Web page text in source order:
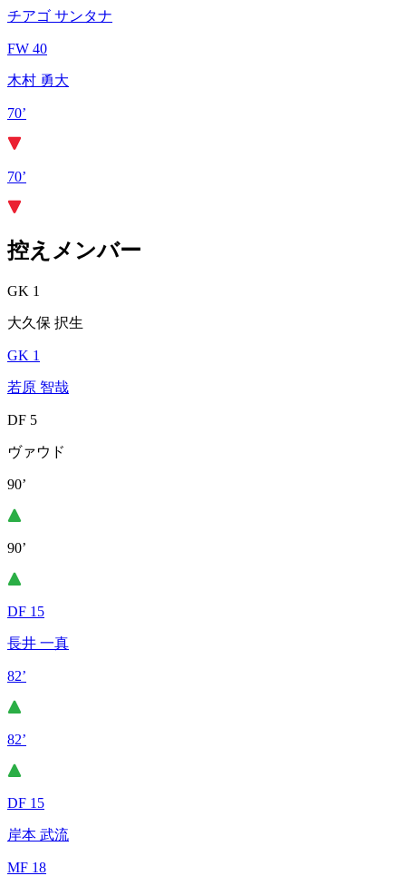
チアゴ サンタナ
FW 40
木村 勇大
70’
70’
控えメンバー
GK 1
大久保 択生
GK 1
若原 智哉
DF 5
ヴァウド
90’
90’
DF 15
長井 一真
82’
82’
DF 15
岸本 武流
MF 18